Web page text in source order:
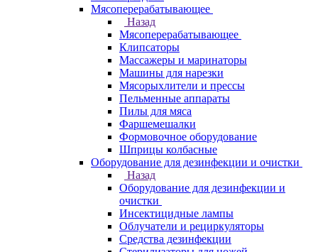
Мясоперерабатывающее
Назад
Мясоперерабатывающее
Клипсаторы
Массажеры и маринаторы
Машины для нарезки
Мясорыхлители и прессы
Пельменные аппараты
Пилы для мяса
Фаршемешалки
Формовочное оборудование
Шприцы колбасные
Оборудование для дезинфекции и очистки
Назад
Оборудование для дезинфекции и
очистки
Инсектицидные лампы
Облучатели и рециркуляторы
Средства дезинфекции